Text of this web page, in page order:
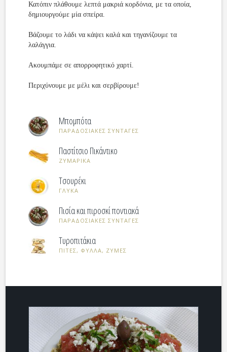
Κατόπιν πλάθουμε λεπτά μακριά κορδόνια, με τα οποία,
δημιουργούμε μία σπείρα.
Βάζουμε το λάδι να κάψει καλά και τηγανίζουμε τα
λαλάγγια.
Ακουμπάμε σε απορροφητικό χαρτί.
Περιχύνουμε με μέλι και σερβίρουμε!
Μπομπότα
ΠΑΡΑΔΟΣΙΑΚΕΣ ΣΥΝΤΑΓΕΣ
Παστίτσιο Πικάντικο
ΖΥΜΑΡΙΚΑ
Τσουρέκι
ΓΛΥΚΑ
Πισία και πιροσκί ποντιακά
ΠΑΡΑΔΟΣΙΑΚΕΣ ΣΥΝΤΑΓΕΣ
Τυροπιτάκια
ΠΙΤΕΣ, ΦΥΛΛΑ, ΖΥΜΕΣ